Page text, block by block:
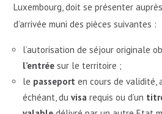
Luxembourg, doit se présenter
d’arrivée muni des pièces suivantes :
l’autorisation de séjour originale
l’entrée sur le territoire ;
le passeport en cours de validité,
échéant, duvisa requis ou d’un